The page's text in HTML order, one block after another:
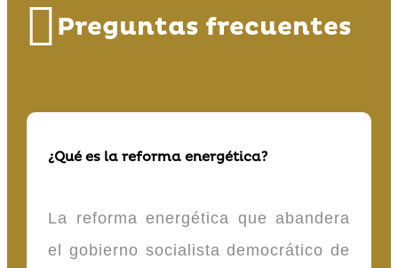
Preguntas frecuentes
¿Qué es la reforma energética?
La reforma energética que abandera
el gobierno socialista democrático de